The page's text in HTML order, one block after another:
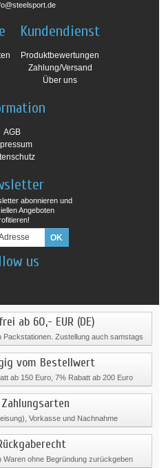
Kundendienst
Produktbewertungen
Zahlung/Versand
Über uns
AGB
abonnieren und
Angeboten
us
ab 60,- EUR (DE)
Zustellung auch samstags
vom Bestellwert
ab 150 Euro, 7% Rabatt ab 200 Euro
Vorkasse und Nachnahme
Waren ohne Begründung zurückgeben